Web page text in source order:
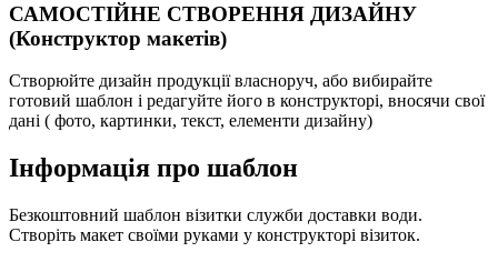
САМОСТІЙНЕ СТВОРЕННЯ ДИЗАЙНУ
(Конструктор макетів)
Створюйте дизайн продукції власноруч, або вибирайте
готовий шаблон і редагуйте його в конструкторі, вносячи свої
дані ( фото, картинки, текст, елементи дизайну)
Інформація про шаблон
Безкоштовний шаблон візитки служби доставки води.
Створіть макет своїми руками у конструкторі візиток.